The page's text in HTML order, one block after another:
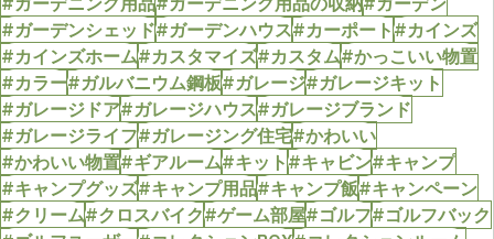
#ガーデンシェッド#ガーデンハウス#カーポート#カインズ
#カインズホーム#カスタマイズ#カスタム#かっこいい物置
#カラー#ガルバニウム鋼板#ガレージ#ガレージキット
#ガレージドア#ガレージハウス#ガレージブランド
#ガレージライフ#ガレージング住宅#かわいい
#かわいい物置#ギアルーム#キット#キャビン#キャンプ
#キャンプグッズ#キャンプ用品#キャンプ飯#キャンペーン
#クリーム#クロスバイク#ゲーム部屋#ゴルフ#ゴルフバック